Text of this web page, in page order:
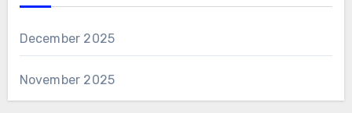
December 2025
November 2025